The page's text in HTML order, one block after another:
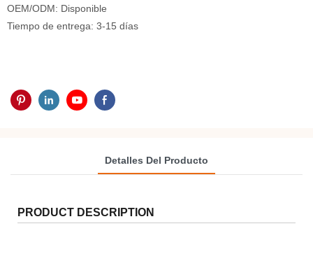
OEM/ODM: Disponible
Tiempo de entrega: 3-15 días
Detalles Del Producto
PRODUCT DESCRIPTION